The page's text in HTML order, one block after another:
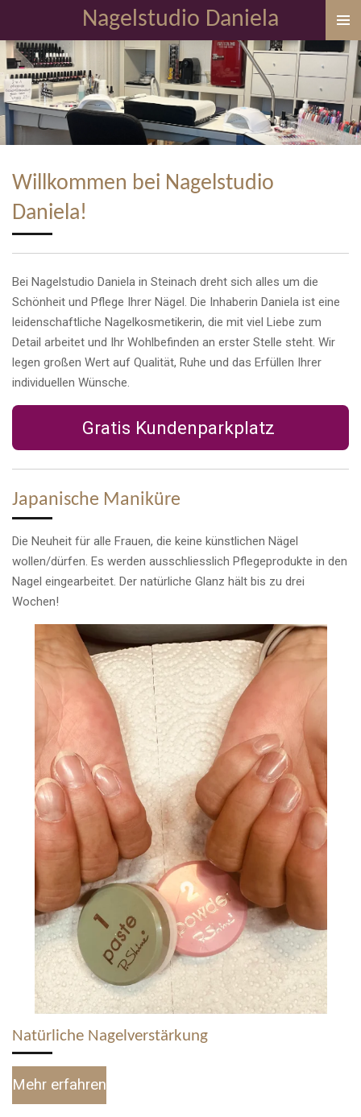
Hauptinhalt
springen
Nagelstudio Daniela
Willkommen bei Nagelstudio
Daniela!
Bei Nagelstudio Daniela in Steinach dreht sich alles um die
Schönheit und Pflege Ihrer Nägel. Die Inhaberin Daniela ist eine
leidenschaftliche Nagelkosmetikerin, die mit viel Liebe zum
Detail arbeitet und Ihr Wohlbefinden an erster Stelle steht. Wir
legen großen Wert auf Qualität, Ruhe und das Erfüllen Ihrer
individuellen Wünsche.
Gratis Kundenparkplatz
Japanische Maniküre
Die Neuheit für alle Frauen, die keine künstlichen Nägel
wollen/dürfen. Es werden ausschliesslich Pflegeprodukte in den
Nagel eingearbeitet. Der natürliche Glanz hält bis zu drei
Wochen!
Natürliche Nagelverstärkung
Mehr erfahren